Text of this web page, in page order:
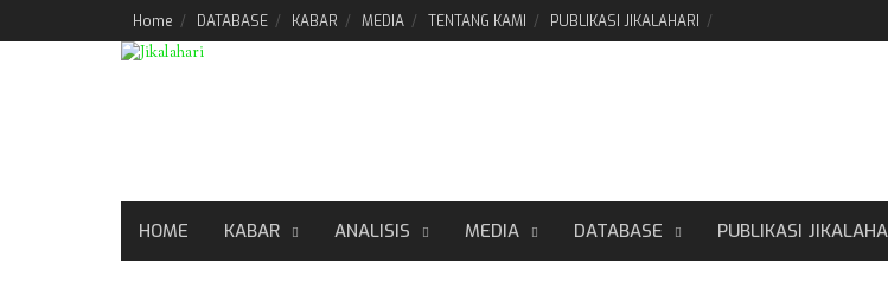
Home DATABASE KABAR MEDIA TENTANG KAMI PUBLIKASI JIKALAHARI
HOME KABAR ANALISIS MEDIA DATABASE PUBLIKASI